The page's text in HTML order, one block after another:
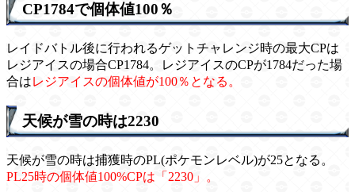
CP1784で個体値100％
レイドバトル後に行われるゲットチャレンジ時の最大CPは
レジアイスの場合CP1784。レジアイスのCPが1784だった場
合はレジアイスの個体値が100％となる。
天候が雪の時は2230
天候が雪の時は捕獲時のPL(ポケモンレベル)が25となる。
PL25時の個体値100%CPは「2230」。